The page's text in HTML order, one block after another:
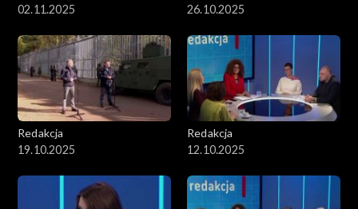
02.11.2025
26.10.2025
Redakcja
19.10.2025
Redakcja
12.10.2025